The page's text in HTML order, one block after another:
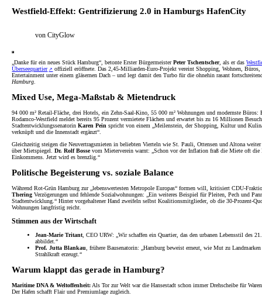
Westfield-Effekt: Gentrifizierung 2.0 in Hamburgs HafenCity
von CityGlow
„Danke für ein neues Stück Hamburg“, betonte Erster BürgermeisterPeter Tschentscher, als er das
Überseequartier
offiziell eröffnete. Das 2,45-Milliarden-Euro-Projekt vereint Shopping, Wohnen, Büros,
Entertainment unter einem gläsernen Dach – und legt damit den Turbo für die ohnehin rasant
Hamburg.
Mixed Use, Mega-Maßstab & Mietendruck
94 000 m² Retail-Fläche, drei Hotels, ein Zehn-Saal-Kino, 55 000 m² Wohnungen und modernste Büros:
Rodamco-Westfield meldet bereits 95 Prozent vermietete Flächen und erwartet bis zu 16 Millionen
StadtentwicklungssenatorinKaren Pein spricht von einem „Meilenstein, der Shopping, Kultur und
verknüpft und die Innenstadt ergänzt“.
Gleichzeitig steigen die Neuvertragsmieten in beliebten Vierteln wie St. Pauli, Ottensen und Altona
über Mietspiegel.Dr. Rolf Bossevom Mieterverein warnt: „Schon vor der Inflation fraß die Miete oft die
Einkommens. Jetzt wird es brenzlig.“
Politische Begeisterung vs. soziale Balance
Während Rot-Grün Hamburg zur „lebenswertesten Metropole Europas“ formen will, kritisiert CDU-
Thering Verzögerungen und fehlende Sozialwohnungen: „Ein weiteres Beispiel für Pleiten, Pech und
Stadtentwicklung.“ Hinter vorgehaltener Hand zweifeln selbst Koalitionsmitglieder, ob die 30-Prozent-
Wohnungen langfristig reicht.
Stimmen aus der Wirtschaft
Jean-Marie Tritant, CEO URW: „Wir schaffen ein Quartier, das den urbanen Lebensstil des
abbildet.“
Prof. Jutta Blankau, frühere Bausenatorin: „Hamburg beweist erneut, wie Mut zu
Strahlkraft erzeugt.“
Warum klappt das gerade in Hamburg?
Maritime DNA & Weltoffenheit:Als Tor zur Welt war die Hansestadt schon immer Drehscheibe für
Der Hafen schafft Flair und Premiumlage zugleich.